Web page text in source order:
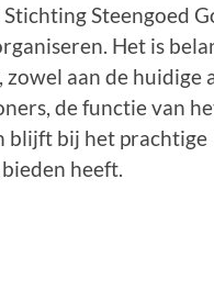
Steengoed
Het is
aan de huidige
de functie van
blijft bij het prachtige
heeft.